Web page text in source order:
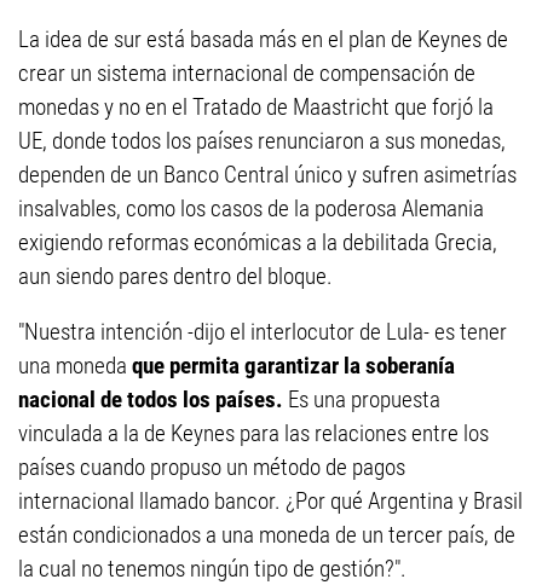
La idea de sur está basada más en el plan de Keynes de
crear un sistema internacional de compensación de
monedas y no en el Tratado de Maastricht que forjó la
UE, donde todos los países renunciaron a sus monedas,
dependen de un Banco Central único y sufren asimetrías
insalvables, como los casos de la poderosa Alemania
exigiendo reformas económicas a la debilitada Grecia,
aun siendo pares dentro del bloque.
"Nuestra intención -dijo el interlocutor de Lula- es tener
una moneda que permita garantizar la soberanía
nacional de todos los países. Es una propuesta
vinculada a la de Keynes para las relaciones entre los
países cuando propuso un método de pagos
internacional llamado bancor. ¿Por qué Argentina y Brasil
están condicionados a una moneda de un tercer país, de
la cual no tenemos ningún tipo de gestión?".